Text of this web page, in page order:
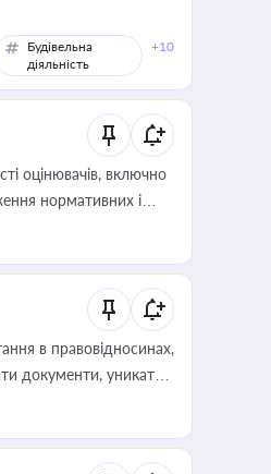
Будівельна
діяльність
+10
оцінювачів, включно
нормативних і
в правовідносинах,
документи, уникати